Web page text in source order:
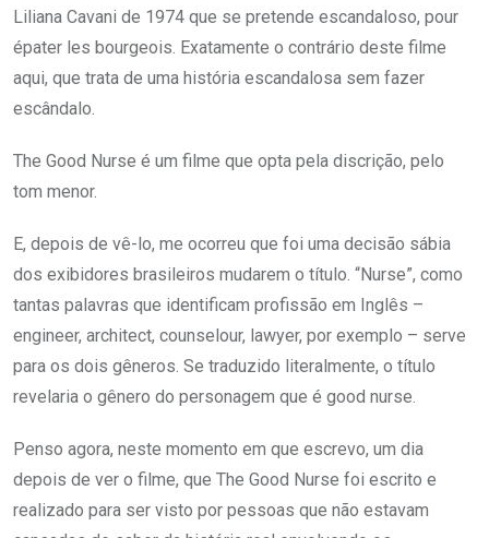
Liliana Cavani de 1974 que se pretende escandaloso, pour
épater les bourgeois. Exatamente o contrário deste filme
aqui, que trata de uma história escandalosa sem fazer
escândalo.
The Good Nurse é um filme que opta pela discrição, pelo
tom menor.
E, depois de vê-lo, me ocorreu que foi uma decisão sábia
dos exibidores brasileiros mudarem o título. “Nurse”, como
tantas palavras que identificam profissão em Inglês –
engineer, architect, counselour, lawyer, por exemplo – serve
para os dois gêneros. Se traduzido literalmente, o título
revelaria o gênero do personagem que é good nurse.
Penso agora, neste momento em que escrevo, um dia
depois de ver o filme, que The Good Nurse foi escrito e
realizado para ser visto por pessoas que não estavam